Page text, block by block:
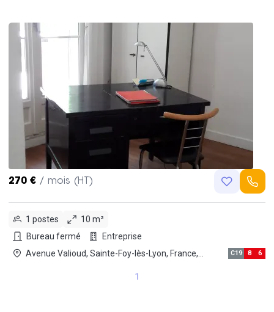
270 € / mois (HT)
1 postes
10 m²
Bureau fermé
Entreprise
Avenue Valioud, Sainte-Foy-lès-Lyon, France,
C19 8 6
1